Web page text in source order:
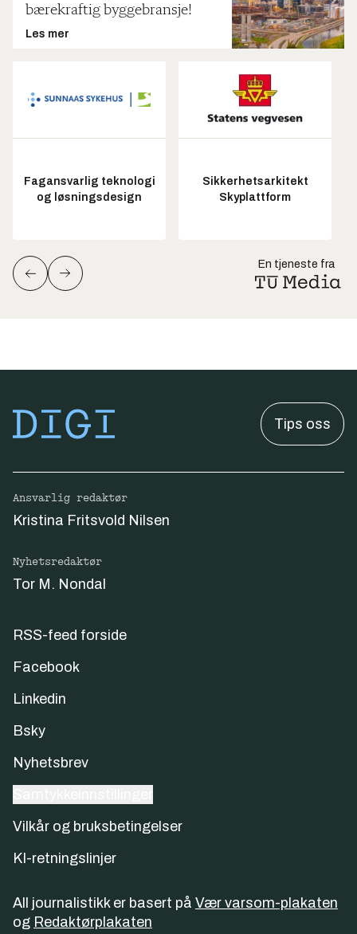
bærekraftig byggebransje!
Les mer
Fagansvarlig teknologi
og løsningsdesign
Sikkerhetsarkitekt
Skyplattform
En tjeneste fra
Tips oss
Ansvarlig redaktør
Kristina Fritsvold Nilsen
Nyhetsredaktør
Tor M. Nondal
RSS-feed forside
Facebook
Linkedin
Bsky
Nyhetsbrev
Vilkår og bruksbetingelser
KI-retningslinjer
All journalistikk er basert på Vær varsom-plakaten
og Redaktørplakaten